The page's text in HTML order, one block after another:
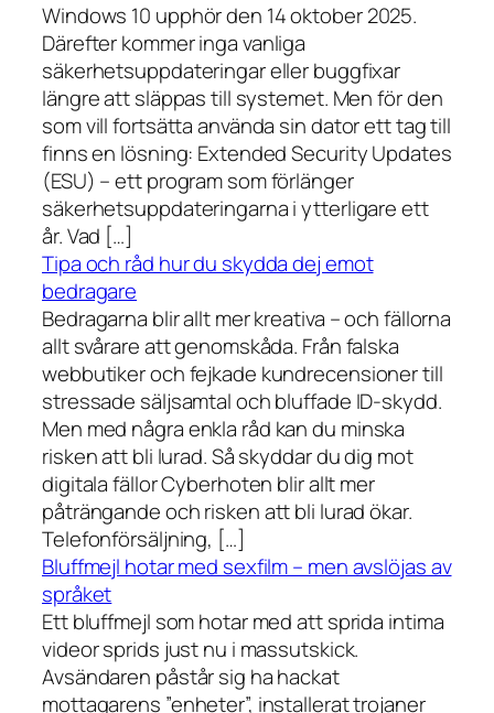
Windows 10 upphör den 14 oktober 2025.
Därefter kommer inga vanliga
säkerhetsuppdateringar eller buggfixar
längre att släppas till systemet. Men för den
som vill fortsätta använda sin dator ett tag till
finns en lösning: Extended Security Updates
(ESU) – ett program som förlänger
säkerhetsuppdateringarna i ytterligare ett
år. Vad […]
Tipa och råd hur du skydda dej emot
bedragare
Bedragarna blir allt mer kreativa – och fällorna
allt svårare att genomskåda. Från falska
webbutiker och fejkade kundrecensioner till
stressade säljsamtal och bluffade ID-skydd.
Men med några enkla råd kan du minska
risken att bli lurad. Så skyddar du dig mot
digitala fällor Cyberhoten blir allt mer
påträngande och risken att bli lurad ökar.
Telefonförsäljning, […]
Bluffmejl hotar med sexfilm – men avslöjas av
språket
Ett bluffmejl som hotar med att sprida intima
videor sprids just nu i massutskick.
Avsändaren påstår sig ha hackat
mottagarens ”enheter”, installerat trojaner